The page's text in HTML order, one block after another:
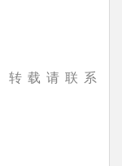
转载请联系